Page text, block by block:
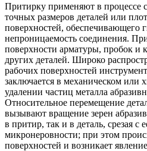
Притирку применяют в процессе
точных размеров деталей или
поверхностей, обеспечивающего
непроницаемость соединения.
поверхности арматуры, пробок и
других деталей. Широко
рабочих поверхностей
заключается в механическом или
удалении частиц металла
Относительное перемещение
вызывают вращение зерен
в притир, так и в деталь, срезая с
микронеровности; при этом
поверхностей и возникает